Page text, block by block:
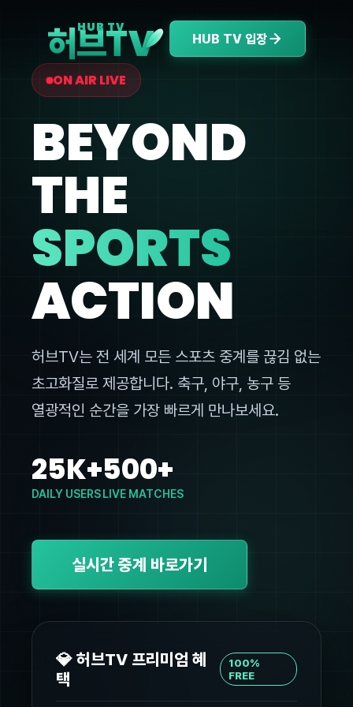
HUB TV
허브TV HUB TV 입장
ON AIR LIVE
BEYOND
THE
SPORTS
ACTION
허브TV는 전 세계 모든 스포츠 중계를 끊김 없는
초고화질로 제공합니다. 축구, 야구, 농구 등
열광적인 순간을 가장 빠르게 만나보세요.
25K+
DAILY USERS
500+
LIVE MATCHES
실시간 중계 바로가기
💎 허브TV 프리미엄 혜
택
100%
FREE